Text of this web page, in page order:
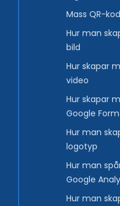
Mass QR-
Hur man
bild
Hur skapar
video
Hur skapar
Google Form
Hur man
logotyp
Hur man
Google
Hur man